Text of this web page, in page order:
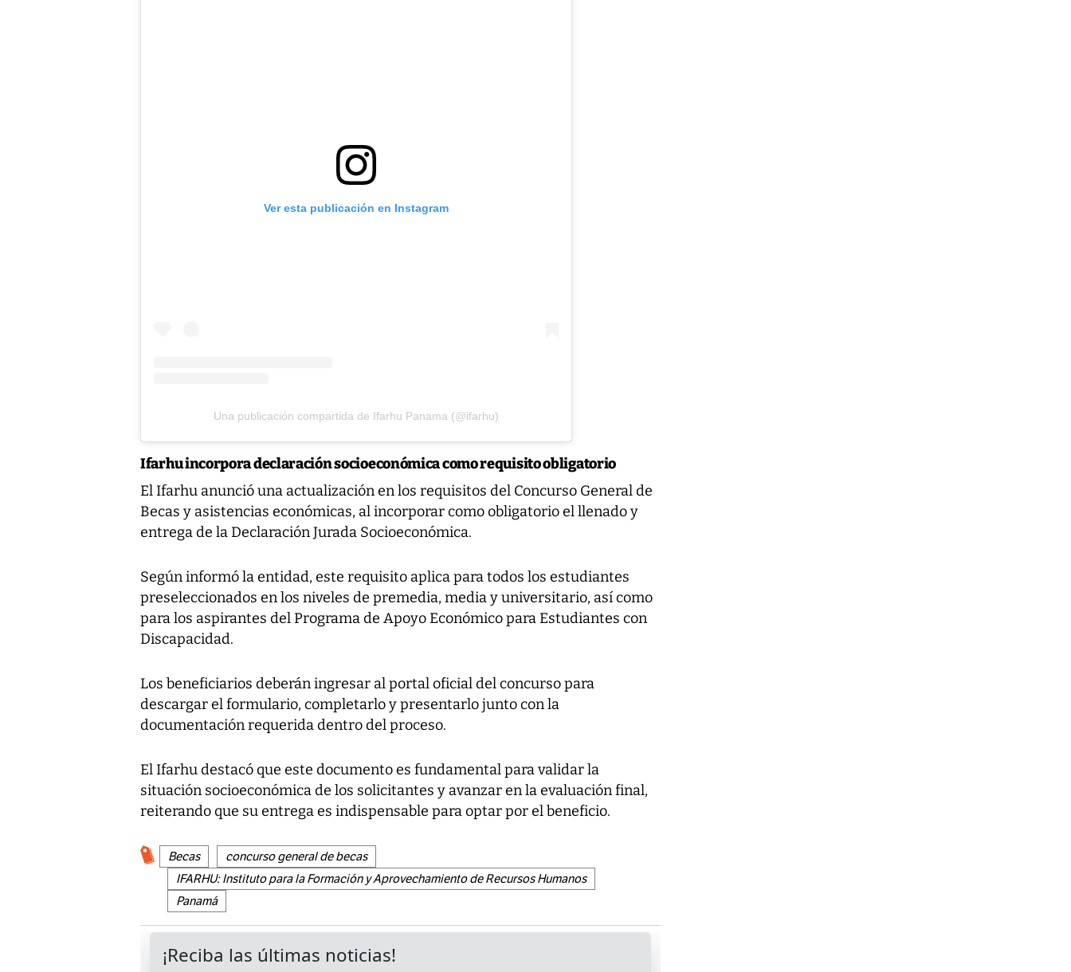
Ver esta publicación en Instagram
Una publicación compartida de Ifarhu Panama (@ifarhu)
Ifarhu incorpora declaración socioeconómica como requisito obligatorio
El Ifarhu anunció una actualización en los requisitos del Concurso General de
Becas y asistencias económicas, al incorporar como obligatorio el llenado y
entrega de la Declaración Jurada Socioeconómica.
Según informó la entidad, este requisito aplica para todos los estudiantes
preseleccionados en los niveles de premedia, media y universitario, así como
para los aspirantes del Programa de Apoyo Económico para Estudiantes con
Discapacidad.
Los beneficiarios deberán ingresar al portal oficial del concurso para
descargar el formulario, completarlo y presentarlo junto con la
documentación requerida dentro del proceso.
El Ifarhu destacó que este documento es fundamental para validar la
situación socioeconómica de los solicitantes y avanzar en la evaluación final,
reiterando que su entrega es indispensable para optar por el beneficio.
Becas
concurso general de becas
IFARHU: Instituto para la Formación y Aprovechamiento de Recursos Humanos
Panamá